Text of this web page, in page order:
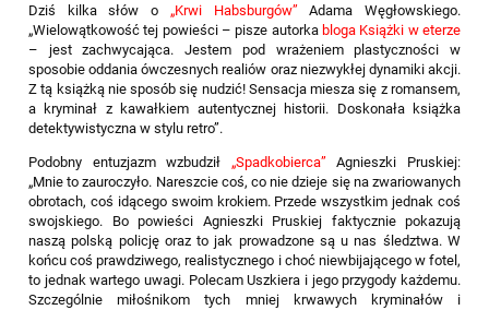
Dziś kilka słów o „Krwi Habsburgów”Adama Węgłowskiego.
„Wielowątkowość tej powieści – pisze autorka bloga Książki w eterze
– jest zachwycająca. Jestem pod wrażeniem plastyczności w
sposobie oddania ówczesnych realiów oraz niezwykłej dynamiki akcji.
Z tą książką nie sposób się nudzić! Sensacja miesza się z romansem,
a kryminał z kawałkiem autentycznej historii. Doskonała książka
detektywistyczna w stylu retro”.
Podobny entuzjazm wzbudził „Spadkobierca”Agnieszki Pruskiej:
„Mnie to zauroczyło. Nareszcie coś, co nie dzieje się na zwariowanych
obrotach, coś idącego swoim krokiem. Przede wszystkim jednak coś
swojskiego. Bo powieści Agnieszki Pruskiej faktycznie pokazują
naszą polską policję oraz to jak prowadzone są u nas śledztwa. W
końcu coś prawdziwego, realistycznego i choć niewbijającego w fotel,
to jednak wartego uwagi. Polecam Uszkiera i jego przygody każdemu.
Szczególnie miłośnikom tych mniej krwawych kryminałów i